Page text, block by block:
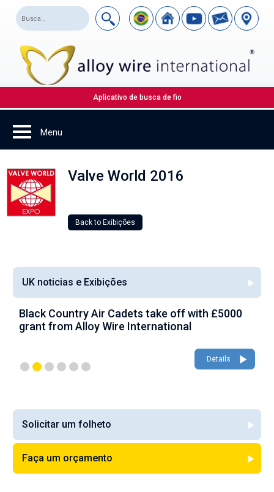
Aplicativo de busca de fio
Valve World 2016
Back to Exibições
UK noticias e Exibições
Black Country Air Cadets take off with £5000
grant from Alloy Wire International
Details
Solicitar um folheto
Faça um orçamento